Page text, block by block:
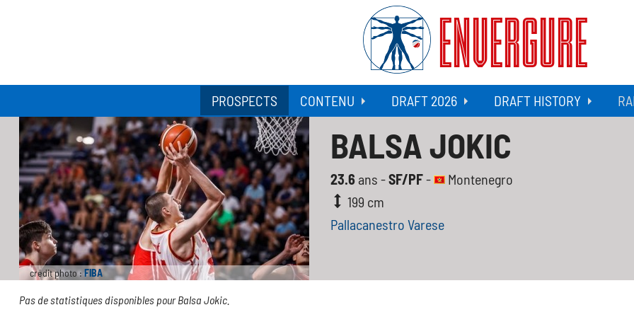
ENVERGURE
PROSPECTS CONTENU DRAFT 2026 DRAFT HISTORY
crédit photo :FIBA
BALSA JOKIC
23.6 ans -SF/PF-
Montenegro
199 cm
Pallacanestro Varese‎
Pas de statistiques disponibles pour Balsa Jokic.